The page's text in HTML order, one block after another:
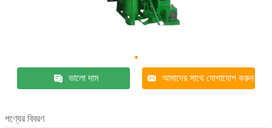
ভালো দাম আমাদের সাথে যোগাযোগ করুন
পণ্যের বিবরণ